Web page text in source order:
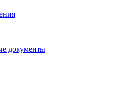
документы